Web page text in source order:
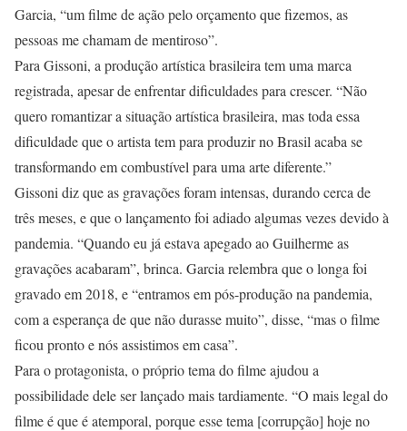
Garcia, “um filme de ação pelo orçamento que fizemos, as
pessoas me chamam de mentiroso”.
Para Gissoni, a produção artística brasileira tem uma marca
registrada, apesar de enfrentar dificuldades para crescer. “Não
quero romantizar a situação artística brasileira, mas toda essa
dificuldade que o artista tem para produzir no Brasil acaba se
transformando em combustível para uma arte diferente.”
Gissoni diz que as gravações foram intensas, durando cerca de
três meses, e que o lançamento foi adiado algumas vezes devido à
pandemia. “Quando eu já estava apegado ao Guilherme as
gravações acabaram”, brinca. Garcia relembra que o longa foi
gravado em 2018, e “entramos em pós-produção na pandemia,
com a esperança de que não durasse muito”, disse, “mas o filme
ficou pronto e nós assistimos em casa”.
Para o protagonista, o próprio tema do filme ajudou a
possibilidade dele ser lançado mais tardiamente. “O mais legal do
filme é que é atemporal, porque esse tema [corrupção] hoje no